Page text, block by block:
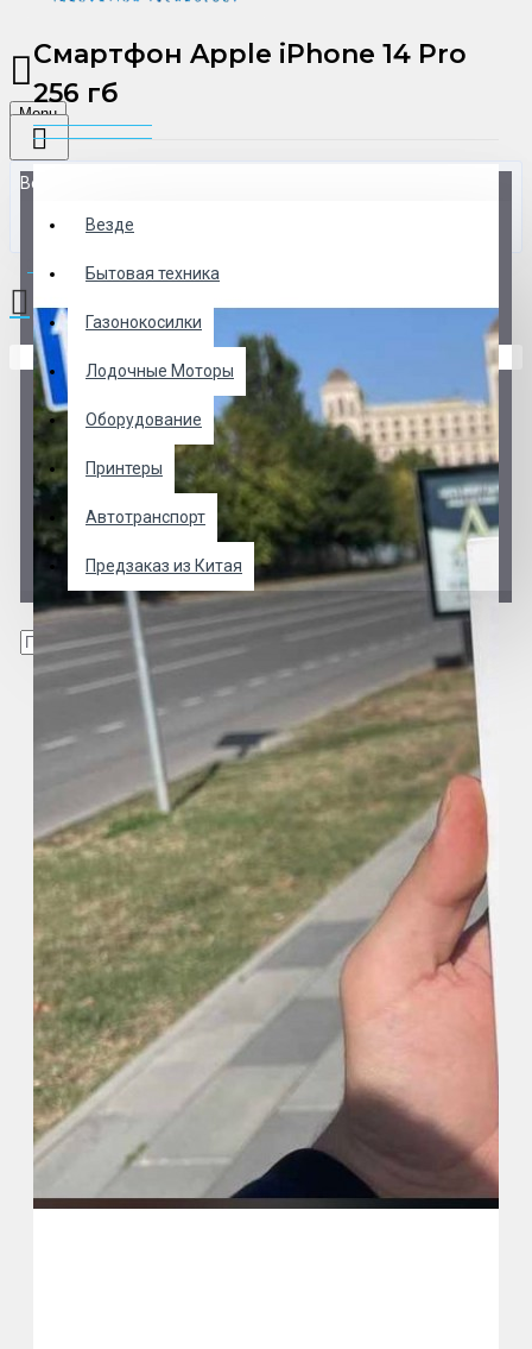
Menu
Везде
Везде
Бытовая техника
Газонокосилки
Лодочные Моторы
Оборудование
Принтеры
Автотранспорт
Предзаказ из Китая
0 товар(ов) - 0 р.
В корзине пусто!
Смартфон Apple iPhone 14 Pro
256 гб